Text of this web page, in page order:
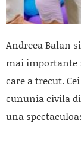
Andreea Balan
mai importante
care a trecut.
cununia civila
una